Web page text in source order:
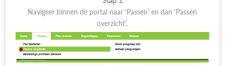
Navigeer binnen de portal naar ‘Passen’ en dan ‘Passen
overzicht’.